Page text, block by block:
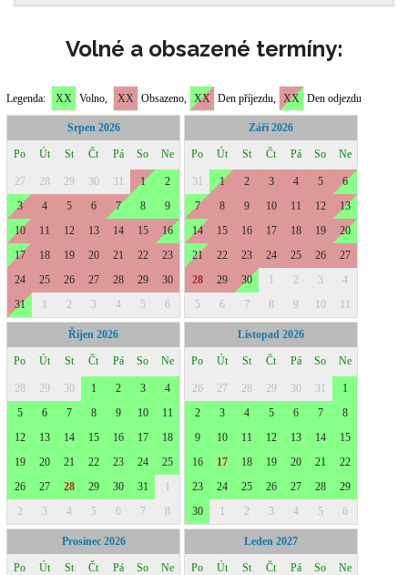
Volné a obsazené termíny: